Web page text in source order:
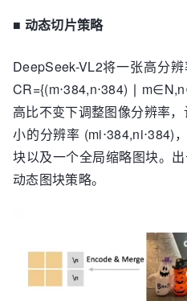
■ 动态切片策略
DeepSeek-VL2将一张高分
CR={(m⋅384,n⋅384) ∣
高比不变下调整图像分辨率
小的分辨率 (mi⋅384,ni⋅384)
块以及一个全局缩略图块。
动态图块策略。